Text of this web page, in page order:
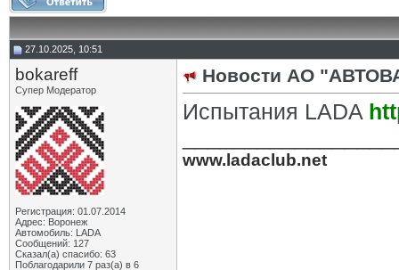
27.10.2025, 10:51
bokareff
Супер Модератор
Регистрация: 01.07.2014
Адрес: Воронеж
Автомобиль: LADA
Сообщений: 127
Сказал(а) спасибо: 63
Поблагодарили 7 раз(а) в 6
Новости АО
Испытания LADA
www.ladaclub.net